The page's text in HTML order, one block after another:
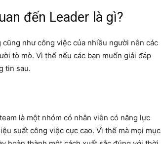
khơi
đến Leader là gì?
như công việc của nhiều người nên các
tò mò. Vì thế nếu các bạn muốn giải đáp
tin sau.
là một nhóm có nhân viên có năng lực
suất công việc cực cao. Vì thế mà mọi mục